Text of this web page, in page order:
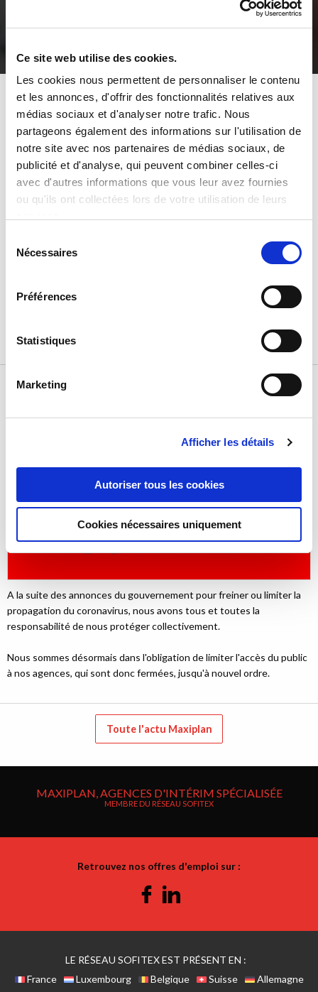
Ce site web utilise des cookies.
Les cookies nous permettent de personnaliser le contenu
et les annonces, d'offrir des fonctionnalités relatives aux
médias sociaux et d'analyser notre trafic. Nous
partageons également des informations sur l'utilisation de
notre site avec nos partenaires de médias sociaux, de
publicité et d'analyse, qui peuvent combiner celles-ci
avec d'autres informations que vous leur avez fournies
ou qu'ils ont collectées lors de votre utilisation de leurs
Nécessaires
Préférences
Statistiques
Marketing
Afficher les détails
Autoriser tous les cookies
Cookies nécessaires uniquement
Déposer votre CV
L'actu Maxiplan
Meilleurs voeux pour 2021 !
09 janvier 2021
Informations Coronavirus COVID-19
A la suite des annonces du gouvernement pour freiner ou limiter la
propagation du coronavirus, nous avons tous et toutes la
responsabilité de nous protéger collectivement.
Nous sommes désormais dans l'obligation de limiter l'accès du public
à nos agences, qui sont donc fermées, jusqu'à nouvel ordre.
Toute l'actu Maxiplan
MAXIPLAN, AGENCES D'INTÉRIM SPÉCIALISÉE
MEMBRE DU RÉSEAU SOFITEX
Retrouvez nos offres d'emploi sur :
Facebook
LE RÉSEAU SOFITEX EST PRÉSENT EN :
France
Luxembourg Belgique Suisse Allemagne